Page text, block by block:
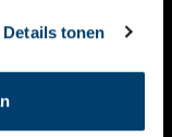
Details tonen